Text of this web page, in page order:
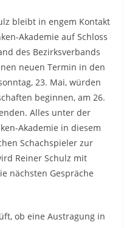
bleibt in engem Kontakt
Akademie auf Schloss
des Bezirksverbands
neuen Termin in den
23. Mai, würden
beginnen, am 26.
Alles unter der
Akademie in diesem
Schachspieler zur
Reiner Schulz mit
nächsten Gespräche
ob eine Austragung in